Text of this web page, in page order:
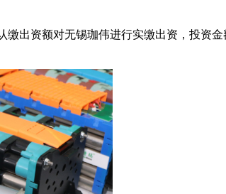
出资额对无锡珈伟进行实缴出资，投资金